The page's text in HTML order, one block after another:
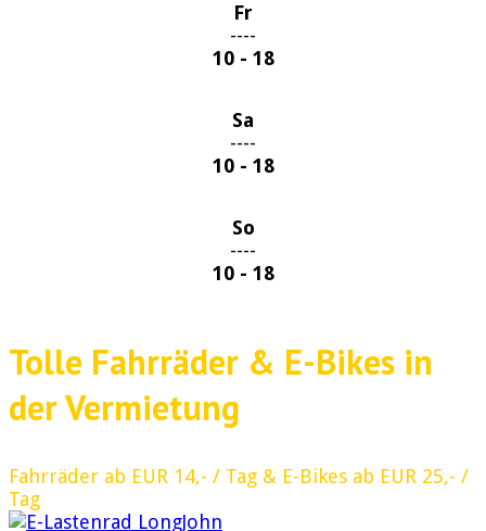
Fr
----
10 - 18
Sa
----
10 - 18
So
----
10 - 18
Tolle Fahrräder & E-Bikes in
der Vermietung
Fahrräder ab EUR 14,- / Tag & E-Bikes ab EUR 25,- /
Tag